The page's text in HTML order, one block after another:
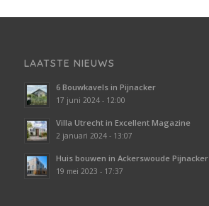
LAATSTE NIEUWS
6 Bouwkavels in Pijnacker
17 juni 2024 - 12:00
Villa Utrecht in Excellent Magazine
2 januari 2024 - 13:07
Huis bouwen in Ackerswoude Pijnacker
19 mei 2023 - 17:37